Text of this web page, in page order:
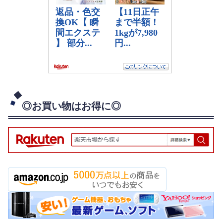
◎お買い物はお得に◎